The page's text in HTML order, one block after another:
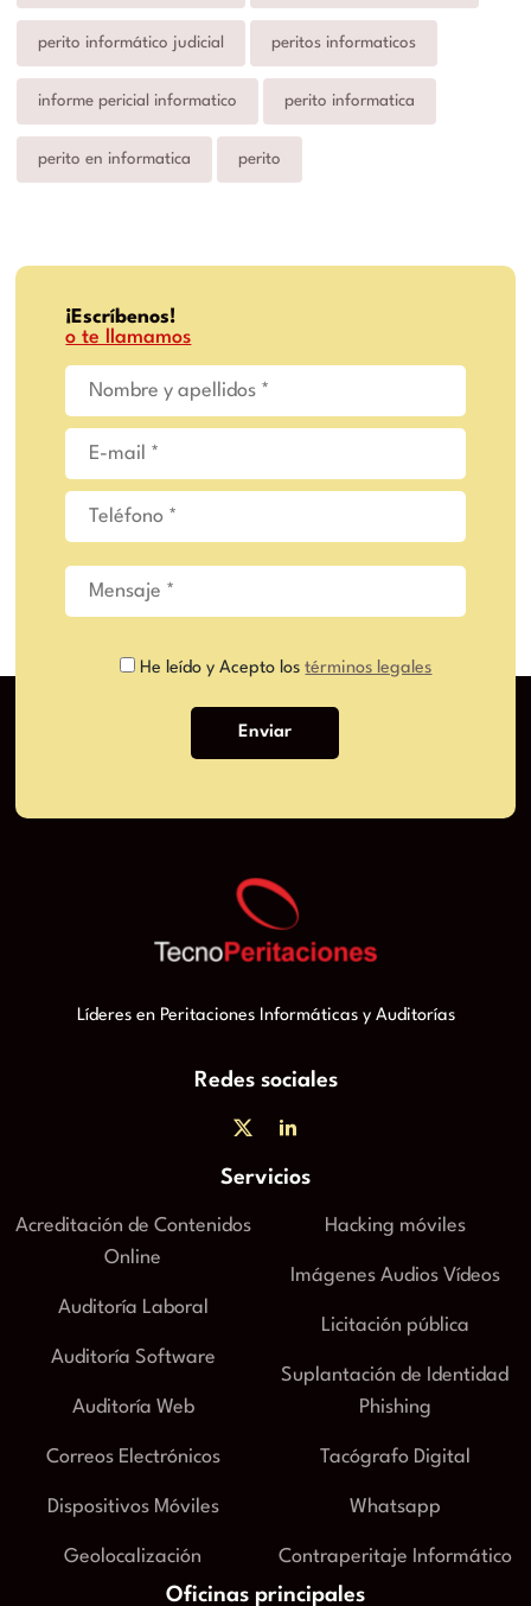
perito informático judicial peritos informaticos
informe pericial informatico perito informatica
perito en informatica perito
¡Escríbenos!
o te llamamos
He leído y Acepto lostérminos legales
Líderes en Peritaciones Informáticas y Auditorías
Redes sociales
Servicios
Acreditación de Contenidos
Online
Auditoría Laboral
Auditoría Software
Auditoría Web
Correos Electrónicos
Dispositivos Móviles
Geolocalización
Hacking móviles
Imágenes Audios Vídeos
Licitación pública
Suplantación de Identidad
Phishing
Tacógrafo Digital
Whatsapp
Contraperitaje Informático
Oficinas principales